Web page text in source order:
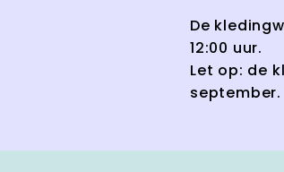
De
12:00 uur.
Let op: de
september.